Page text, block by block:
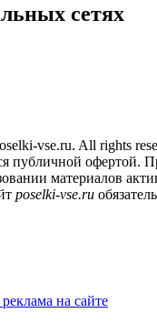
сетях
vse.ru. All rights
публичной офертой.
материалов
poselki-vse.ru​
на сайте